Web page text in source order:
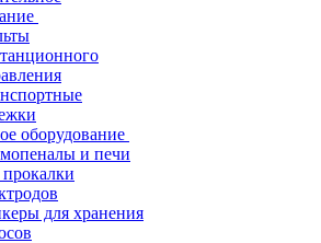
оборудование
и печи
прокалки
для хранения